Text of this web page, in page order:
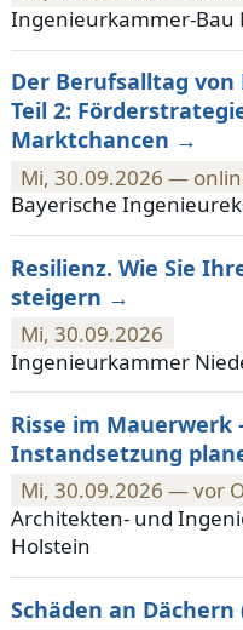
Ingenieurkammer-Bau
Der Berufsalltag
Teil 2:
Marktchancen
Mi, 30.09.2026 —
Bayerische
Resilienz. Wie Sie
steigern
Mi, 30.09.2026
Ingenieurkammer
Risse im Mauerwerk
Instandsetzung
Mi, 30.09.2026 — vor
Architekten- und
Holstein
Schäden an